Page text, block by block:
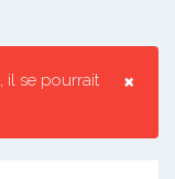
×
, il se pourrait